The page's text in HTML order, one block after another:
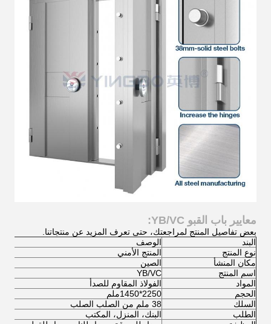
معايير باب القبو YB/VC:
بعض تفاصيل المنتج لمراجعتك، حتى تعرف المزيد عن منتجاتنا.
البند
الوصف
نوع المنتج
المنتج الأمني
مكان المنشأ
الصين
اسم المنتج
YB/VC
المواد
الفولاذ المقاوم للصدأ
الحجم
2250*1450ملم
السلك
38 ملم من الصلب الصلب
الطلب
البنك، المنزل، المكتب